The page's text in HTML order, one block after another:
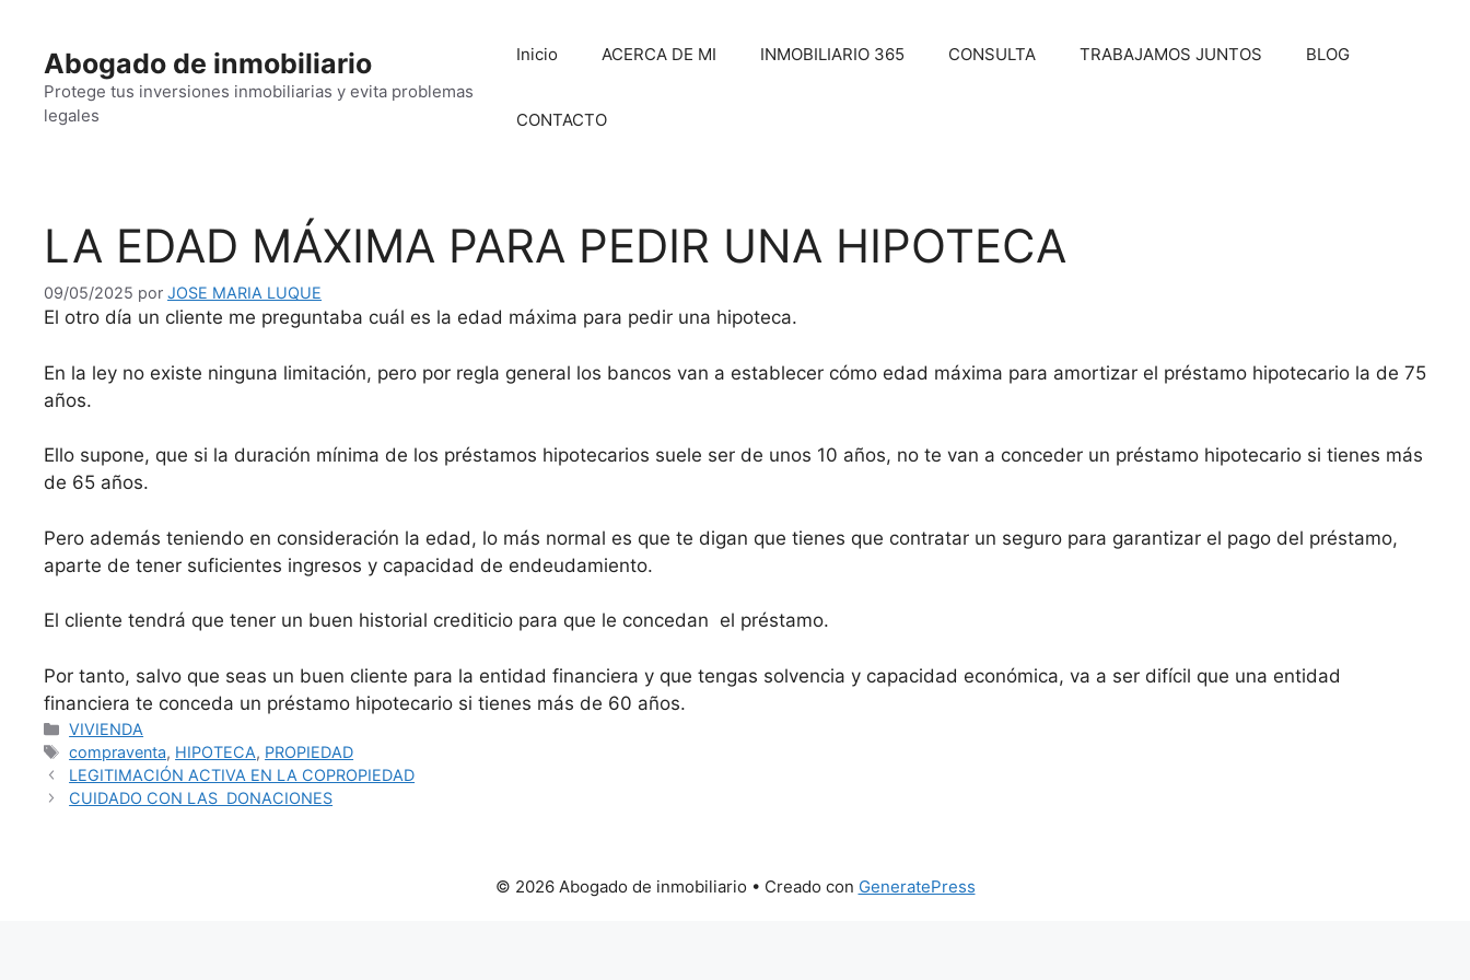
contenidoAbogado de inmobiliario
Protege tus inversiones inmobiliarias y evita problemas
legales
Inicio ACERCA DE MI INMOBILIARIO 365 CONSULTA TRABAJAMOS JUNTOS BLOG
CONTACTO
LA EDAD MÁXIMA PARA PEDIR UNA HIPOTECA
09/05/2025 por JOSE MARIA LUQUE
El otro día un cliente me preguntaba cuál es la edad máxima para pedir una hipoteca.
En la ley no existe ninguna limitación, pero por regla general los bancos van a establecer cómo edad máxima para amortizar el préstamo hipotecario la de 75
años.
Ello supone, que si la duración mínima de los préstamos hipotecarios suele ser de unos 10 años, no te van a conceder un préstamo hipotecario si tienes más
de 65 años.
Pero además teniendo en consideración la edad, lo más normal es que te digan que tienes que contratar un seguro para garantizar el pago del préstamo,
aparte de tener suficientes ingresos y capacidad de endeudamiento.
El cliente tendrá que tener un buen historial crediticio para que le concedan el préstamo.
Por tanto, salvo que seas un buen cliente para la entidad financiera y que tengas solvencia y capacidad económica, va a ser difícil que una entidad
financiera te conceda un préstamo hipotecario si tienes más de 60 años.
Categorías
VIVIENDA
Etiquetas
compraventa, HIPOTECA, PROPIEDAD
LEGITIMACIÓN ACTIVA EN LA COPROPIEDAD
CUIDADO CON LAS DONACIONES
© 2026 Abogado de inmobiliario • Creado con GeneratePress